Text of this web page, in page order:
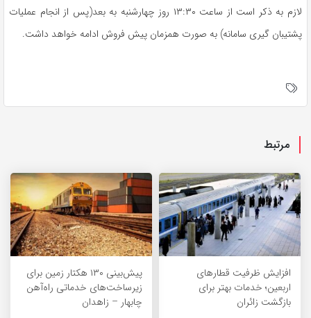
لازم به ذکر است از ساعت ۱۳:۳۰ روز چهارشنبه به بعد(پس از انجام عملیات
پشتیبان گیری سامانه) به صورت همزمان پیش فروش ادامه خواهد داشت.
مرتبط
افزایش ظرفیت قطارهای
اربعین؛ خدمات بهتر برای
بازگشت زائران
پیش‌بینی ۱۳۰ هکتار زمین برای
زیرساخت‌های خدماتی راه‌آهن
چابهار – زاهدان